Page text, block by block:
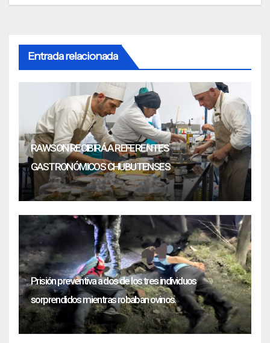
Entrada relacionada
RAWSON RECIBIRÁ A REFERENTES
GASTRONÓMICOS CHUBUTENSES
Prisión preventiva a dos de los tres individuos
sorprendidos mientras robaban ovinos.